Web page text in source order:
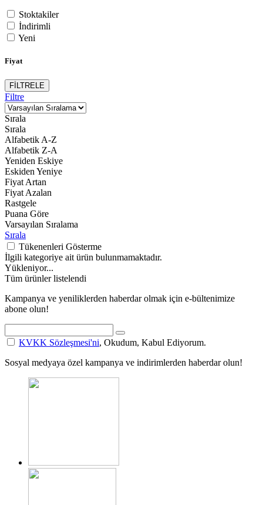
Stoktakiler
İndirimli
Yeni
Fiyat
FİLTRELE
Filtre
Sırala
Sırala
Alfabetik A-Z
Alfabetik Z-A
Yeniden Eskiye
Eskiden Yeniye
Fiyat Artan
Fiyat Azalan
Rastgele
Puana Göre
Varsayılan Sıralama
Sırala
Tükenenleri Gösterme
İlgili kategoriye ait ürün bulunmamaktadır.
Yükleniyor...
Tüm ürünler listelendi
Kampanya ve yeniliklerden haberdar olmak için e-bültenimize
abone olun!
KVKK Sözleşmesi'ni, Okudum, Kabul Ediyorum.
Sosyal medyaya özel kampanya ve indirimlerden haberdar olun!